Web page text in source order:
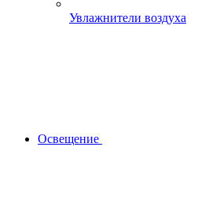
Увлажнители воздуха
Освещение